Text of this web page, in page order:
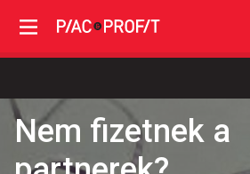
Nem fizetnek a